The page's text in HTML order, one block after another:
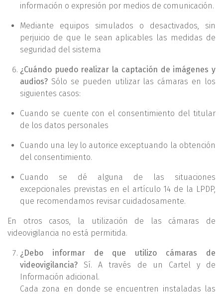
información o expresión por medios de comunicación.
Mediante equipos simulados o desactivados, sin
perjuicio de que le sean aplicables las medidas de
seguridad del sistema
¿Cuándo puedo realizar la captación de imágenes y
audios? Sólo se pueden utilizar las cámaras en los
siguientes casos:
Cuando se cuente con el consentimiento del titular
de los datos personales
Cuando una ley lo autorice exceptuando la obtención
del consentimiento.
Cuando se dé alguna de las situaciones
excepcionales previstas en el artículo 14 de la LPDP,
que recomendamos revisar cuidadosamente.
En otros casos, la utilización de las cámaras de
videovigilancia no está permitida.
¿Debo informar de que utilizo cámaras de
videovigilancia?Sí. A través de un Cartel y de
Información adicional.
Cada zona en donde se encuentren instaladas las